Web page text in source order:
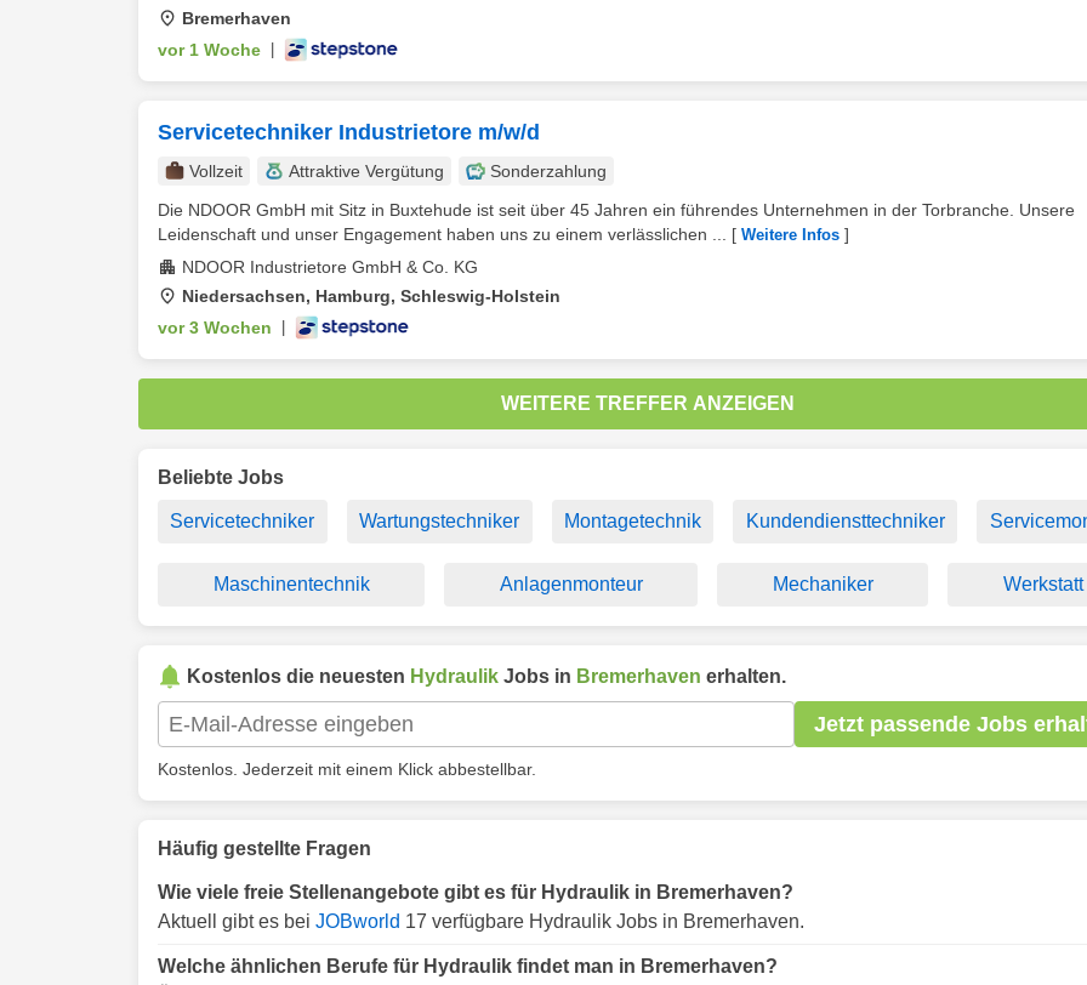
Bremerhaven
vor 1 Woche
Servicetechniker Industrietore m/w/d
Vollzeit Attraktive Vergütung
Sonderzahlung
Die NDOOR GmbH mit Sitz in Buxtehude ist seit über 45 Jahren ein führendes Unternehmen in der Torbranche. Unsere
Leidenschaft und unser Engagement haben uns zu einem verlässlichen ...
[ Weitere Infos ]
NDOOR Industrietore GmbH & Co. KG
Niedersachsen, Hamburg, Schleswig-Holstein
vor 3 Wochen
WEITERE TREFFER ANZEIGEN
Beliebte Jobs
Servicetechniker Wartungstechniker Montagetechnik Kundendiensttechniker
Maschinentechnik Anlagenmonteur Mechaniker Werkstatt
Kostenlos die neuesten Hydraulik Jobs in Bremerhaven erhalten.
Jetzt passende Jobs
Kostenlos. Jederzeit mit einem Klick abbestellbar.
Häufig gestellte Fragen
Wie viele freie Stellenangebote gibt es für Hydraulik in Bremerhaven?
Aktuell gibt es bei JOBworld 17 verfügbare Hydraulik Jobs in Bremerhaven.
Welche ähnlichen Berufe für Hydraulik findet man in Bremerhaven?